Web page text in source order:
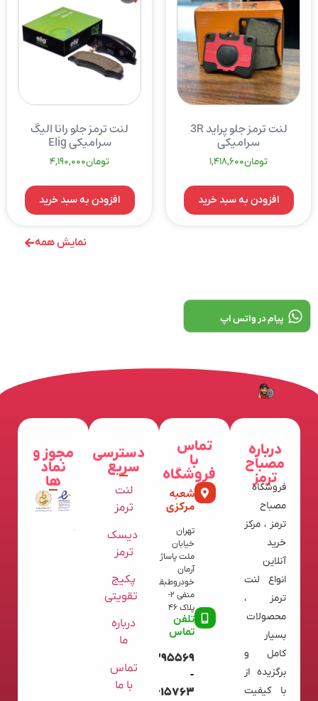
نمایش همه
لنت ترمز جلو پراید 3R
سرامیکی
تومان1,418,600
افزودن به سبد خرید
لنت ترمز جلو رانا الیگ
سرامیکی Elig
تومان4,190,000
افزودن به سبد خرید
پیام در واتس اپ
درباره
مصباح
ترمز
فروشگاه
مصباح
ترمز ، مرکز
خرید
آنلاین
انواع لنت
ترمز ،
محصولات
بسیار
کامل و
برگزیده از
با کیفیت
تماس
با
فروشگاه
شعبه
مرکزی
تهران
خیابان
ملت پاساژ
آرمان
خودروطبقه
منفی 2-
پلاک 46
تلفن
تماس
09120395569
-
02136615763
دسترسی
سریع
لنت
ترمز
دیسک
ترمز
پکیج
تقویتی
درباره
ما
تماس
با ما
مجوز و
نماد
ها